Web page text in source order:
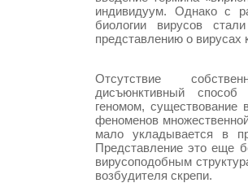
индивидуум. Однако с
биологии вирусов
представлению о виру­сах
Отсутствие
дисъюнктивный способ
геномом, существование
феноменов
мало укладывается в
Представление это еще
вирусоподоб­ным
возбудителя скрепи.